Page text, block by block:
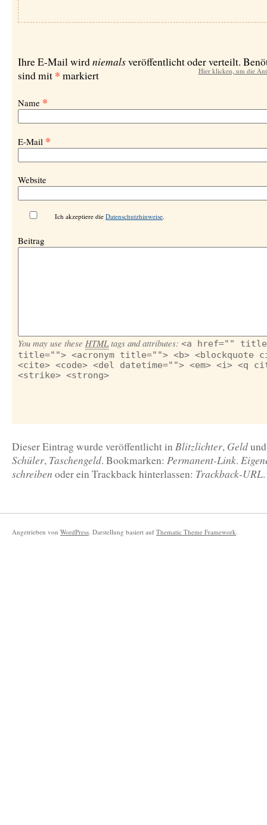
Hier klicken, um die
Ihre E-Mail wirdniemalsveröffentlicht oder verteilt.
sind mit * markiert
Name *
E-Mail *
Website
Ich akzeptiere die Datenschutzhinweise.
Beitrag
You may use these HTML tags and attributes: <a href=""
title=""> <acronym title=""> <b> <blockquote
<cite> <code> <del datetime=""> <em> <i> <q
<strike> <strong>
Dieser Eintrag wurde veröffentlicht inBlitzlichter, Geld
Schüler, Taschengeld. Bookmarken: Permanent-Link.
schreiben oder ein Trackback hinterlassen: Trackback-URL.
Angetrieben von WordPress. Darstellung basiert auf Thematic Theme Framework.